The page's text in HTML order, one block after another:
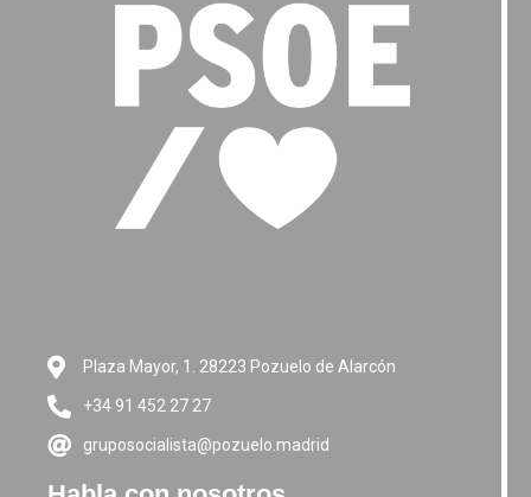
Plaza Mayor, 1. 28223 Pozuelo de Alarcón
+34 91 452 27 27
gruposocialista@pozuelo.madrid